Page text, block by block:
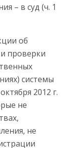
– в суд (ч. 1
об
проверки
системы
2012 г.
не
не